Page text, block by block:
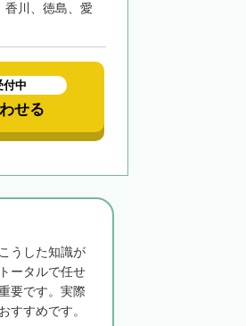
香川、徳島、愛
付中
せる
うした知識が
ータルで任せ
要です。実際
すすめです。